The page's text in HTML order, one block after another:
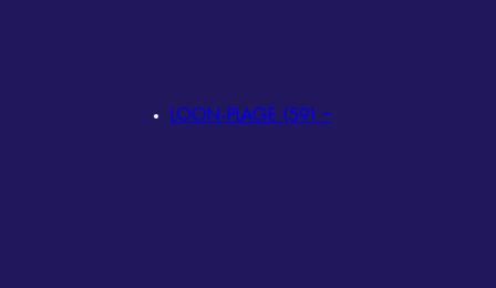
LOON-PLAGE (59) –